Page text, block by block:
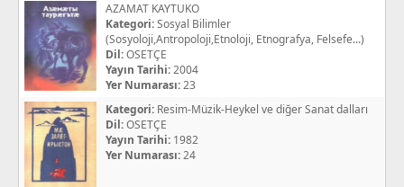
AZAMAT KAYTUKO
Kategori:Sosyal Bilimler
(Sosyoloji,Antropoloji,Etnoloji, Etnografya, Felsefe...)
Dil:OSETÇE
Yayın Tarihi:2004
Yer Numarası:23
Kategori: Resim-Müzik-Heykel ve diğer Sanat dalları
Dil:OSETÇE
Yayın Tarihi: 1982
Yer Numarası:24